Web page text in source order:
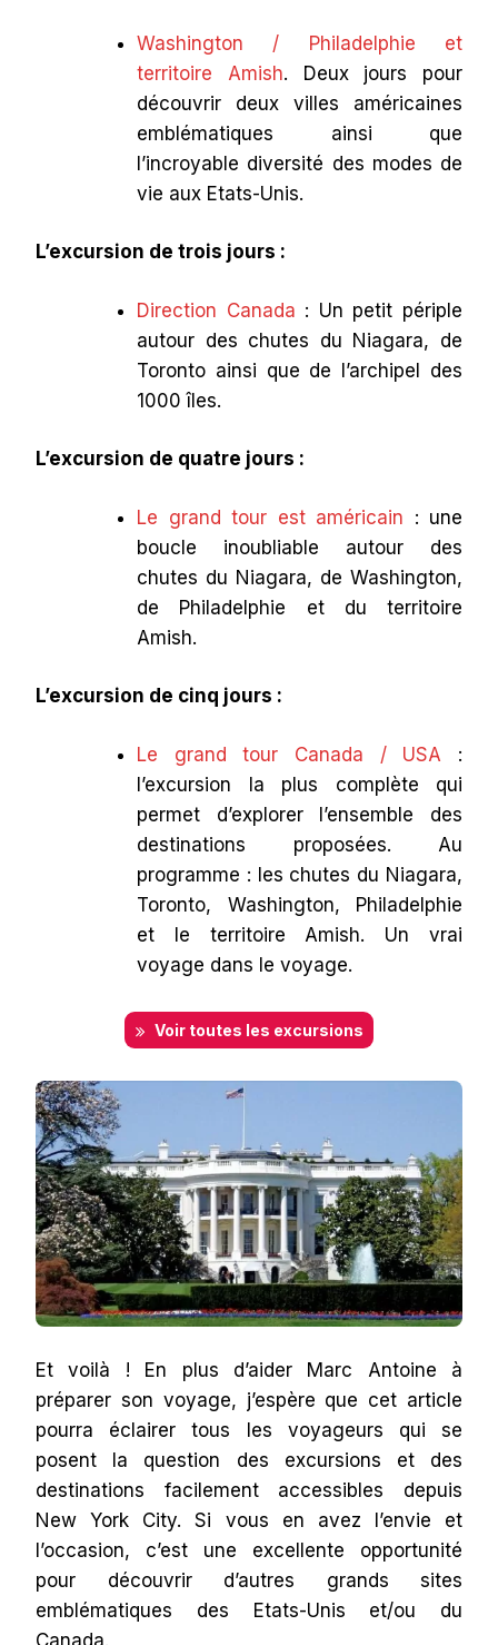
Washington / Philadelphie et
territoire Amish. Deux jours pour
découvrir deux villes américaines
emblématiques ainsi que
l’incroyable diversité des modes de
vie aux Etats-Unis.
L’excursion de trois jours :
Direction Canada : Un petit périple
autour des chutes du Niagara, de
Toronto ainsi que de l’archipel des
1000 îles.
L’excursion de quatre jours :
Le grand tour est américain : une
boucle inoubliable autour des
chutes du Niagara, de Washington,
de Philadelphie et du territoire
Amish.
L’excursion de cinq jours :
Le grand tour Canada / USA :
l’excursion la plus complète qui
permet d’explorer l’ensemble des
destinations proposées. Au
programme : les chutes du Niagara,
Toronto, Washington, Philadelphie
et le territoire Amish. Un vrai
voyage dans le voyage.
Voir toutes les excursions
Et voilà ! En plus d’aider Marc Antoine à
préparer son voyage, j’espère que cet article
pourra éclairer tous les voyageurs qui se
posent la question des excursions et des
destinations facilement accessibles depuis
New York City. Si vous en avez l’envie et
l’occasion, c’est une excellente opportunité
pour découvrir d’autres grands sites
emblématiques des Etats-Unis et/ou du
Canada.